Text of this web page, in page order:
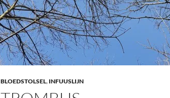
BLOEDSTOLSEL, INFUUSLIJN